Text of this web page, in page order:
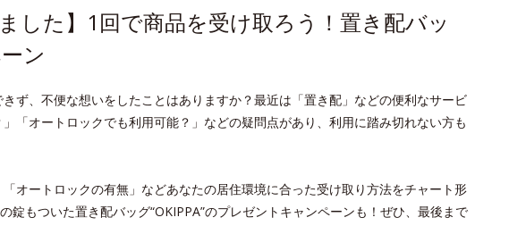
した】1回で商品を受け取ろう！置き配バッ
ン
ず、不便な想いをしたことはありますか？最近は「置き配」などの便利なサービ
「オートロックでも利用可能？」などの疑問点があり、利用に踏み切れない方も
オートロックの有無」などあなたの居住環境に合った受け取り方法をチャート形
錠もついた置き配バッグ“OKIPPA”のプレゼントキャンペーンも！ぜひ、最後まで